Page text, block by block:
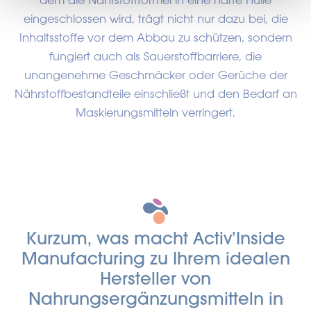
eingeschlossen wird, trägt nicht nur dazu bei, die
Inhaltsstoffe vor dem Abbau zu schützen, sondern
fungiert auch als Sauerstoffbarriere, die
unangenehme Geschmäcker oder Gerüche der
Nährstoffbestandteile einschließt und den Bedarf an
Maskierungsmitteln verringert.
Kurzum, was macht Activ’Inside
Manufacturing zu Ihrem idealen
Hersteller von
Nahrungsergänzungsmitteln in